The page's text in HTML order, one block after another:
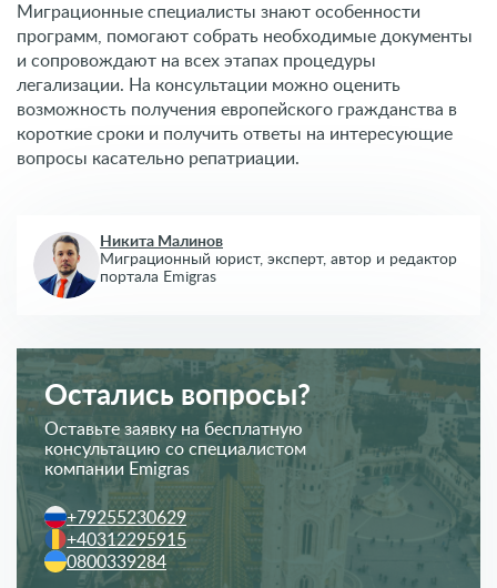
Миграционные специалисты знают особенности
программ, помогают собрать необходимые документы
и сопровождают на всех этапах процедуры
легализации. На консультации можно оценить
возможность получения европейского гражданства в
короткие сроки и получить ответы на интересующие
вопросы касательно репатриации.
Никита Малинов
Миграционный юрист, эксперт, автор и редактор
портала Emigras
Остались вопросы?
Оставьте заявку на бесплатную
консультацию со специалистом
компании Emigras
+79255230629
+40312295915
0800339284